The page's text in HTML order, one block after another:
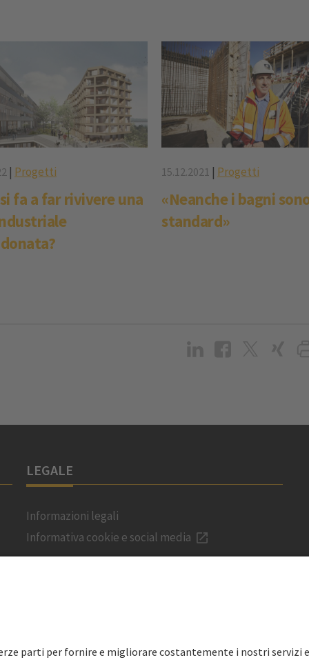
| Progetti
fa a far rivivere una
15.12.2021 | Progetti
«Neanche i bagni
standard»
LEGALE
Informazioni legali
Informativa cookie e social media